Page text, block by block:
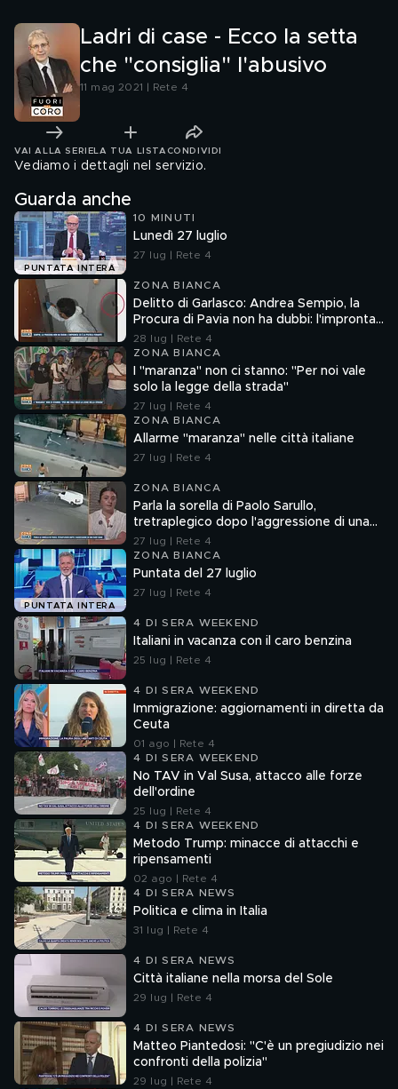
Ladri di case - Ecco la setta
che "consiglia" l'abusivo
11 mag 2021 | Rete 4
VAI ALLA SERIE LA TUA LISTA CONDIVIDI
Vediamo i dettagli nel servizio.
Guarda anche
PUNTATA INTERA
10 MINUTI
Lunedì 27 luglio
27 lug | Rete 4
ZONA BIANCA
Delitto di Garlasco: Andrea Sempio, la
Procura di Pavia non ha dubbi: l'impronta
33 è la pistola fumante
28 lug | Rete 4
ZONA BIANCA
I "maranza" non ci stanno: "Per noi vale
solo la legge della strada"
27 lug | Rete 4
ZONA BIANCA
Allarme "maranza" nelle città italiane
27 lug | Rete 4
ZONA BIANCA
Parla la sorella di Paolo Sarullo,
tretraplegico dopo l'aggressione di una
baby gang
27 lug | Rete 4
PUNTATA INTERA
ZONA BIANCA
Puntata del 27 luglio
27 lug | Rete 4
4 DI SERA WEEKEND
Italiani in vacanza con il caro benzina
25 lug | Rete 4
4 DI SERA WEEKEND
Immigrazione: aggiornamenti in diretta da
Ceuta
01 ago | Rete 4
4 DI SERA WEEKEND
No TAV in Val Susa, attacco alle forze
dell'ordine
25 lug | Rete 4
4 DI SERA WEEKEND
Metodo Trump: minacce di attacchi e
ripensamenti
02 ago | Rete 4
4 DI SERA NEWS
Politica e clima in Italia
31 lug | Rete 4
4 DI SERA NEWS
Città italiane nella morsa del Sole
29 lug | Rete 4
4 DI SERA NEWS
Matteo Piantedosi: "C'è un pregiudizio nei
confronti della polizia"
29 lug | Rete 4